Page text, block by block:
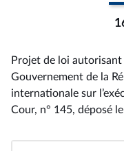
Projet de loi
Gouvernement de la
internationale sur
Cour, n° 145, déposé